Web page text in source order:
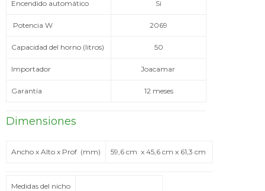
Encendido automático Si
Potencia W 2069
Capacidad del horno (litros) 50
Importador Joacamar
Garantía 12 meses
Dimensiones
Ancho x Alto x Prof (mm) 59,6 cm x 45,6 cm x 61,3 cm
Medidas del nicho